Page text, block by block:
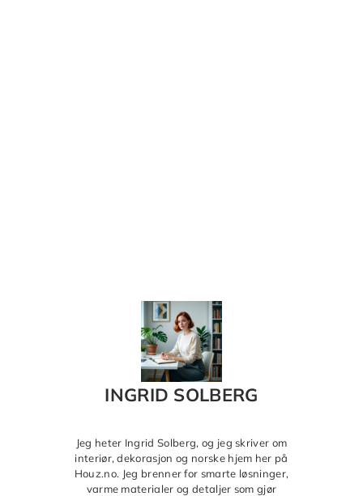
INGRID SOLBERG
Jeg heter Ingrid Solberg, og jeg skriver om
interiør, dekorasjon og norske hjem her på
Houz.no. Jeg brenner for smarte løsninger,
varme materialer og detaljer som gjør